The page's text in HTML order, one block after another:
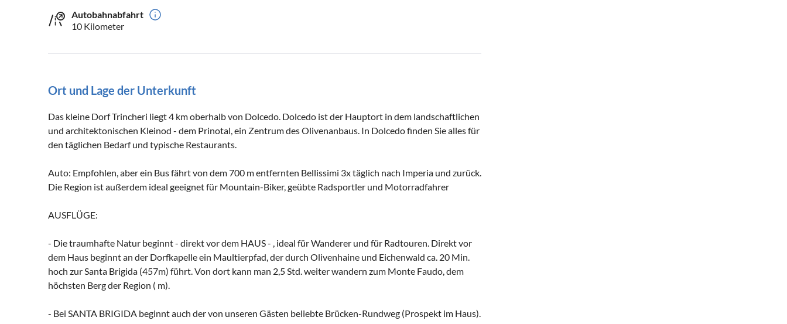
Autobahnabfahrt
10 Kilometer
Ort und Lage der Unterkunft
Das kleine Dorf Trincheri liegt 4 km oberhalb von Dolcedo. Dolcedo ist der Hauptort in dem landschaftlichen
und architektonischen Kleinod - dem Prinotal, ein Zentrum des Olivenanbaus. In Dolcedo finden Sie alles für
den täglichen Bedarf und typische Restaurants.
Auto: Empfohlen, aber ein Bus fährt von dem 700 m entfernten Bellissimi 3x täglich nach Imperia und zurück.
Die Region ist außerdem ideal geeignet für Mountain-Biker, geübte Radsportler und Motorradfahrer
AUSFLÜGE:
- Die traumhafte Natur beginnt - direkt vor dem HAUS - , ideal für Wanderer und für Radtouren. Direkt vor
dem Haus beginnt an der Dorfkapelle ein Maultierpfad, der durch Olivenhaine und Eichenwald ca. 20 Min.
hoch zur Santa Brigida (457m) führt. Von dort kann man 2,5 Std. weiter wandern zum Monte Faudo, dem
höchsten Berg der Region ( m).
- Bei SANTA BRIGIDA beginnt auch der von unseren Gästen beliebte Brücken-Rundweg (Prospekt im Haus).